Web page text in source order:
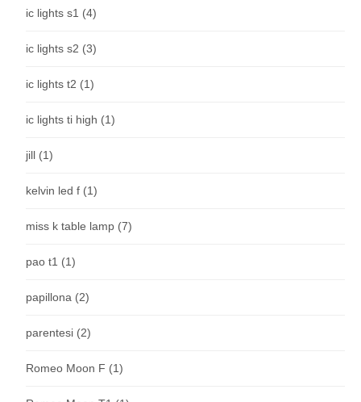
ic lights s1 (4)
ic lights s2 (3)
ic lights t2 (1)
ic lights ti high (1)
jill (1)
kelvin led f (1)
miss k table lamp (7)
pao t1 (1)
papillona (2)
parentesi (2)
Romeo Moon F (1)